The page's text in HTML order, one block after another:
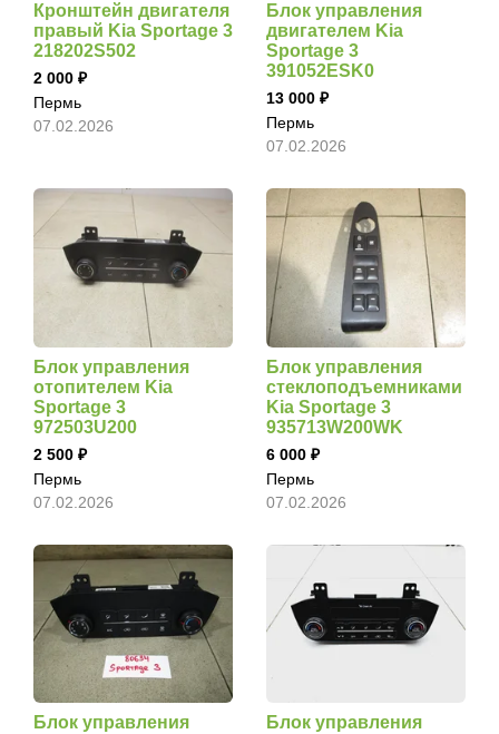
Кронштейн двигателя
правый Kia Sportage 3
218202S502
2 000
Пермь
07.02.2026
Блок управления
двигателем Kia
Sportage 3
391052ESK0
13 000
Пермь
07.02.2026
Блок управления
отопителем Kia
Sportage 3
972503U200
2 500
Пермь
07.02.2026
Блок управления
стеклоподъемниками
Kia Sportage 3
935713W200WK
6 000
Пермь
07.02.2026
Блок управления
Блок управления